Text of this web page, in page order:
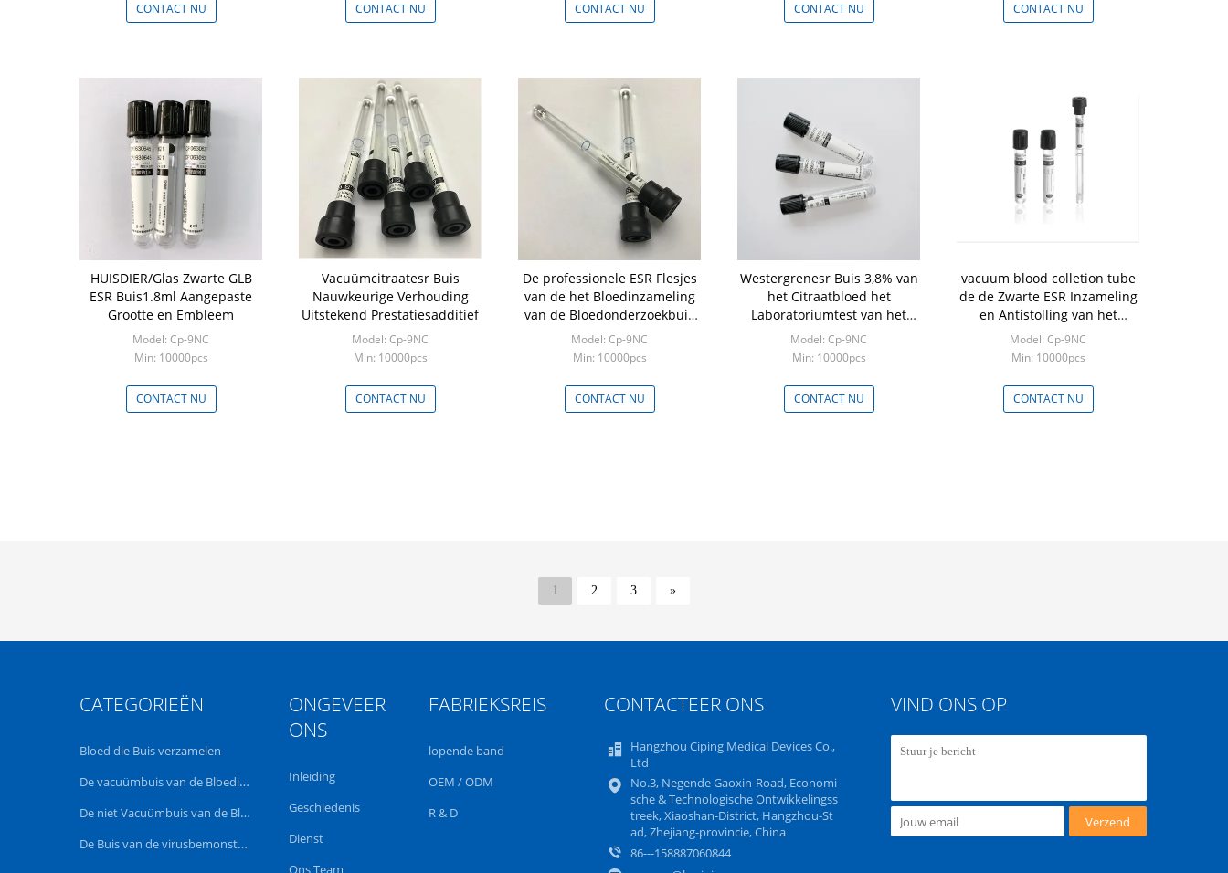
CONTACT NU CONTACT NU CONTACT NU CONTACT NU CONTACT NU
HUISDIER/Glas Zwarte GLB
ESR Buis1.8ml Aangepaste
Grootte en Embleem
Model: Cp-9NC
Min: 10000pcs
CONTACT NU
Vacuümcitraatesr Buis
Nauwkeurige Verhouding
Uitstekend Prestatiesadditief
Model: Cp-9NC
Min: 10000pcs
CONTACT NU
De professionele ESR Flesjes
van de het Bloedinzameling
van de Bloedonderzoekbuis
Voor éénmalig gebruik
Model: Cp-9NC
Min: 10000pcs
CONTACT NU
Westergrenesr Buis 3,8% van
het Citraatbloed het
Laboratoriumtest van het
Natriumcitraat
Model: Cp-9NC
Min: 10000pcs
CONTACT NU
vacuum blood colletion tube
de de Zwarte ESR Inzameling
en Antistolling van het
Buisbloed
Model: Cp-9NC
Min: 10000pcs
CONTACT NU
1 2 3 »
CATEGORIEËN
Bloed die Buis verzamelen
De vacuümbuis van de Bloedinzameling
De niet Vacuümbuis van de Bloedinzameling
De Buis van de virusbemonstering
ONGEVEER
ONS
Inleiding
Geschiedenis
Dienst
Ons Team
FABRIEKSREIS
lopende band
OEM / ODM
R & D
CONTACTEER ONS
Hangzhou Ciping Medical Devices Co.,
Ltd
No.3, Negende Gaoxin-Road, Economi
sche & Technologische Ontwikkelingss
treek, Xiaoshan-District, Hangzhou-St
ad, Zhejiang-provincie, China
86---158887060844
VIND ONS OP
Verzend